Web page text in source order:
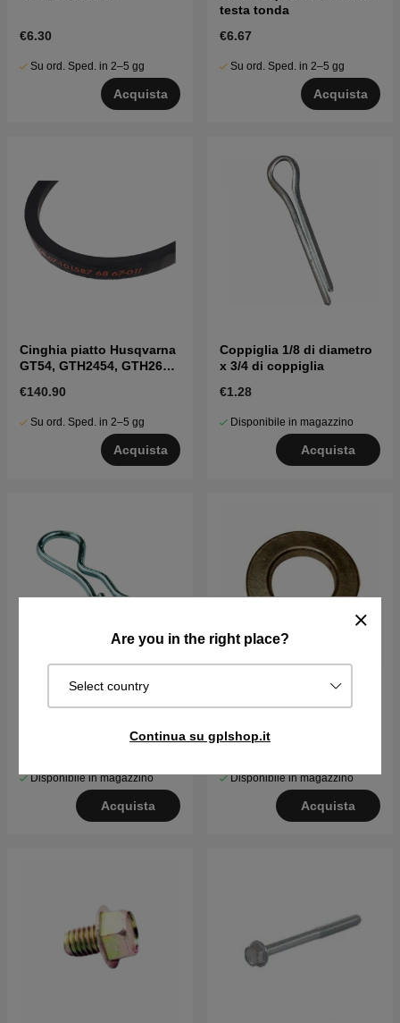
Are you in the right place?
Select country
Continua su gplshop.it
€6.30
Su ord. Sped. in 2–5 gg
Acquista
testa tonda
€6.67
Su ord. Sped. in 2–5 gg
Acquista
Cinghia piatto Husqvarna
GT54, GTH2454, GTH260,
€140.90
Su ord. Sped. in 2–5 gg
Acquista
Coppiglia 1/8 di diametro
x 3/4 di coppiglia
€1.28
Disponibile in magazzino
Acquista
Molla di bloccaggio
Disponibile in magazzino
Acquista
Rondella elastica con
Disponibile in magazzino
Acquista